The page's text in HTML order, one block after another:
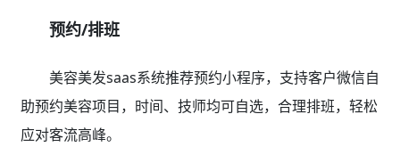
预约/排班
美容美发saas系统推荐预约小程序，支持客户微信自
助预约美容项目，时间、技师均可自选，合理排班，轻松
应对客流高峰。